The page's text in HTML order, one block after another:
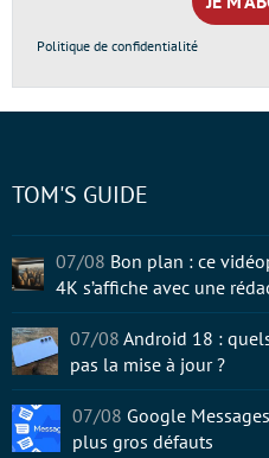
Politique de confidentialité
TOM'S GUIDE
07/08 Bon plan : ce
4K s’affiche avec une
07/08 Android 18 :
pas la mise à jour ?
07/08 Google
plus gros défauts